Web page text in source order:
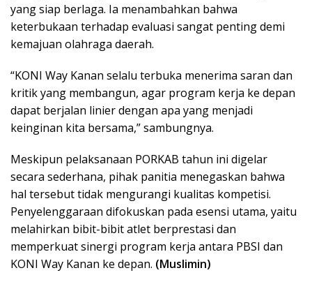
yang siap berlaga. Ia menambahkan bahwa
keterbukaan terhadap evaluasi sangat penting demi
kemajuan olahraga daerah.
“KONI Way Kanan selalu terbuka menerima saran dan
kritik yang membangun, agar program kerja ke depan
dapat berjalan linier dengan apa yang menjadi
keinginan kita bersama,” sambungnya.
Meskipun pelaksanaan PORKAB tahun ini digelar
secara sederhana, pihak panitia menegaskan bahwa
hal tersebut tidak mengurangi kualitas kompetisi.
Penyelenggaraan difokuskan pada esensi utama, yaitu
melahirkan bibit-bibit atlet berprestasi dan
memperkuat sinergi program kerja antara PBSI dan
KONI Way Kanan ke depan. (Muslimin)